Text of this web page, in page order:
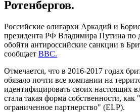
Ротенбергов.
Российские олигархи Аркадий и
президента РФ Владимира Путина по
обойти антироссийские санкции в
сообщает BBC.
Отмечается, что в 2016-2017 годах
обязало почти все компании на
идентифицировать своих настоящих
стала такая форма собственности, как
ограниченное партнерство" (ELP).